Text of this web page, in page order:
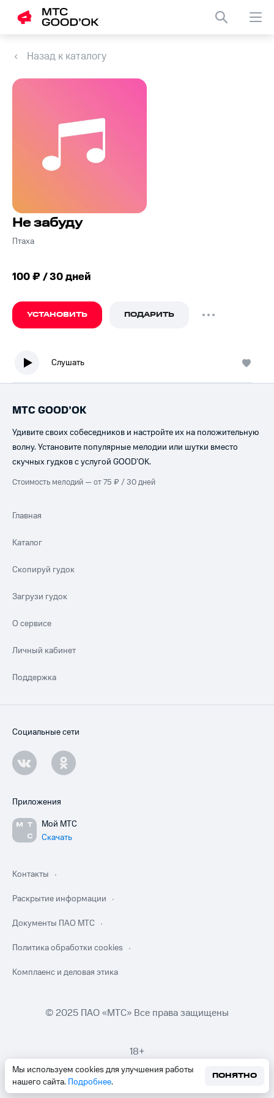
Назад к каталогу
Не забуду
Птаха
100 ₽ / 30 дней
УСТАНОВИТЬ ПОДАРИТЬ
Слушать
Мы используем cookies для улучшения работы
нашего сайта. Подробнее.
ПОНЯТНО
МТС GOOD’OK
Удивите своих собеседников и настройте их на положительную
волну. Установите популярные мелодии или шутки вместо
скучных гудков с услугой GOOD’OK.
Стоимость мелодий — от 75 ₽ / 30 дней
Главная
Каталог
Скопируй гудок
Загрузи гудок
О сервисе
Личный кабинет
Поддержка
Социальные сети
Приложения
Мой МТС
Скачать
Контакты
Раскрытие информации
Документы ПАО МТС
Политика обработки cookies
Комплаенс и деловая этика
© 2025 ПАО «МТС» Все права защищены
18+